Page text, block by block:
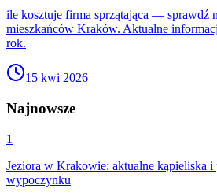
ile kosztuje firma sprzątająca — sprawdź
mieszkańców Kraków. Aktualne
rok.
15 kwi 2026
Najnowsze
1
Jeziora w Krakowie: aktualne kąpieliska
wypoczynku